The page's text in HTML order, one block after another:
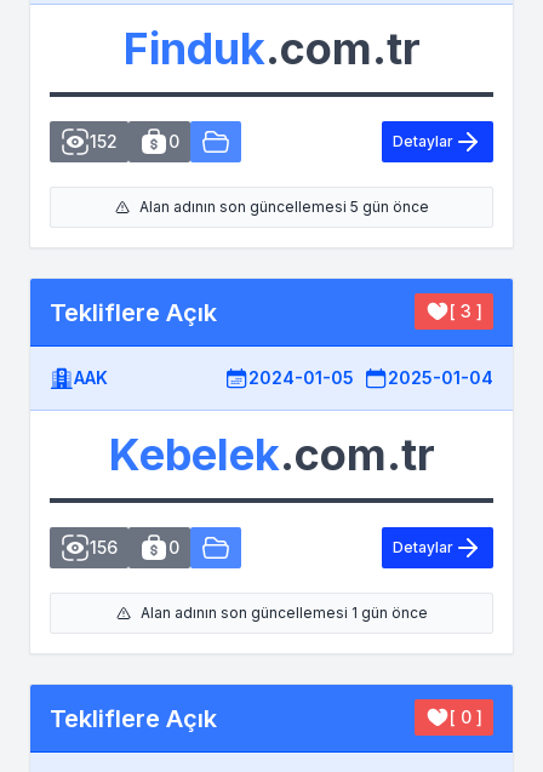
Finduk.com.tr
152 0 Detaylar
Alan adının son güncellemesi 5 gün önce
Tekliflere Açık [ 3 ]
AAK 2024-01-05 2025-01-04
Kebelek.com.tr
156 0 Detaylar
Alan adının son güncellemesi 1 gün önce
Tekliflere Açık [ 0 ]